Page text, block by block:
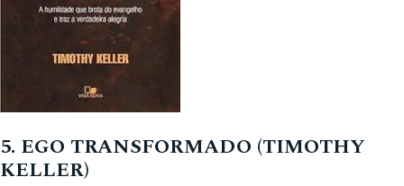
5. EGO TRANSFORMADO (TIMOTHY
KELLER)